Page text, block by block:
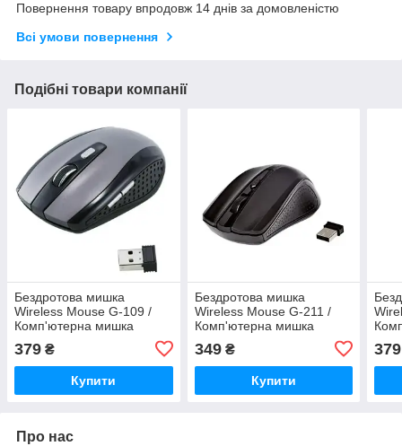
Повернення товару впродовж 14 днів за домовленістю
Всі умови повернення
Подібні товари компанії
Бездротова мишка
Wireless Mouse G-109 /
Комп'ютерна мишка
Чорний-Сірий
379 ₴
Купити
Бездротова мишка
Wireless Mouse G-211 /
Комп'ютерна мишка
Чорний
349₴
Купити
379
Про нас